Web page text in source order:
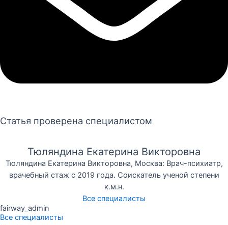
Статья проверена специалистом
Тюляндина Екатерина Викторовна
Тюляндина Екатерина Викторовна, Москва: Врач-психиатр,
врачебный стаж с 2019 года. Соискатель ученой степени
к.м.н.
Все специалисты
fairway_admin
Все специалисты